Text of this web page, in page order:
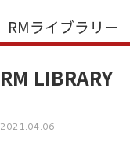
RMライブラリー
RM LIBRARY
2021.04.06